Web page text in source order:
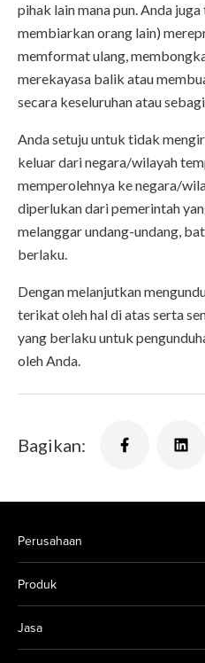
pihak lain mana pun. Anda
membiarkan orang lain)
memformat ulang,
merekayasa balik atau
secara keseluruhan atau
Anda setuju untuk tidak
keluar dari negara/wilayah
memperolehnya ke negara/
diperlukan dari pemerintah
melanggar undang-undang,
berlaku.
Dengan melanjutkan
terikat oleh hal di atas serta
yang berlaku untuk
oleh Anda.
Bagikan:
Perusahaan
Produk
Jasa